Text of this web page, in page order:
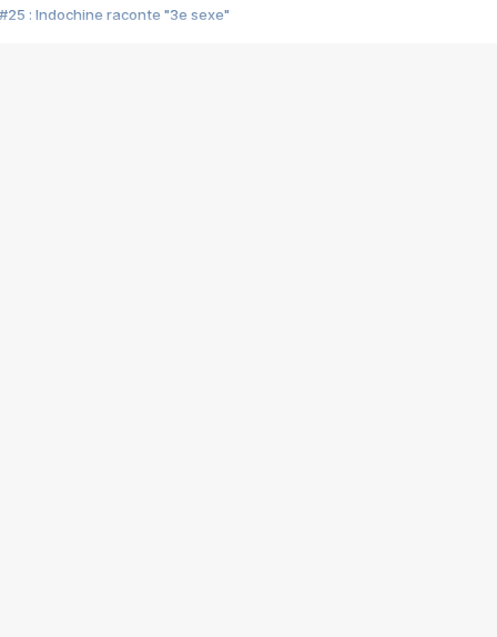
#25 : Indochine raconte "3e sexe"